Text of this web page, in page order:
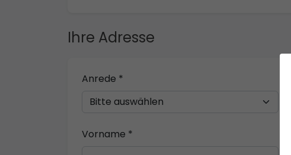
Ihre Adresse
Anrede *
Vorname *